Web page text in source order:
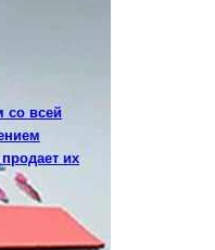
со всей
их